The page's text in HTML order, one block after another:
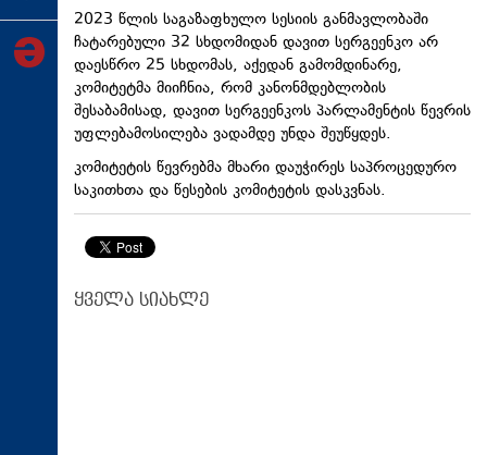
2023 წლის საგაზაფხულო სესიის განმავლობაში
ჩატარებული 32 სხდომიდან დავით სერგეენკო არ
დაესწრო 25 სხდომას, აქედან გამომდინარე,
კომიტეტმა მიიჩნია, რომ კანონმდებლობის
შესაბამისად, დავით სერგეენკოს პარლამენტის წევრის
უფლებამოსილება ვადამდე უნდა შეუწყდეს.
კომიტეტის წევრებმა მხარი დაუჭირეს საპროცედურო
საკითხთა და წესების კომიტეტის დასკვნას.
ყველა სიახლე